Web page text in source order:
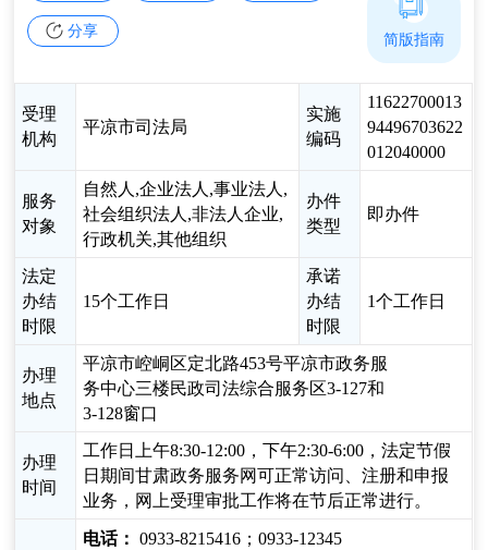
分享
受理
机构
平凉市司法局
实施
编码
11622700013
94496703622
012040000
服务
对象
自然人,企业法人,事业法人,
社会组织法人,非法人企业,
行政机关,其他组织
办件
类型
即办件
法定
办结
时限
15个工作日
承诺
办结
时限
1个工作日
办理
地点
平凉市崆峒区定北路453号平凉市政务服
务中心三楼民政司法综合服务区3-127和
3-128窗口
办理
时间
工作日上午8:30-12:00，下午2:30-6:00，法定节假
日期间甘肃政务服务网可正常访问、注册和申报
业务，网上受理审批工作将在节后正常进行。
电话： 0933-8215416；0933-12345
简版指南